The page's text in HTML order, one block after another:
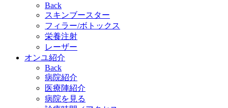
Back
スキンブースター
フィラー/ボトックス
栄養注射
レーザー
オンユ紹介
Back
病院紹介
医療陣紹介
病院を見る